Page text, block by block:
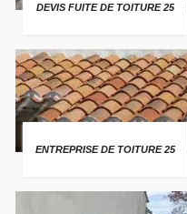
DEVIS FUITE DE TOITURE 25
ENTREPRISE DE TOITURE 25